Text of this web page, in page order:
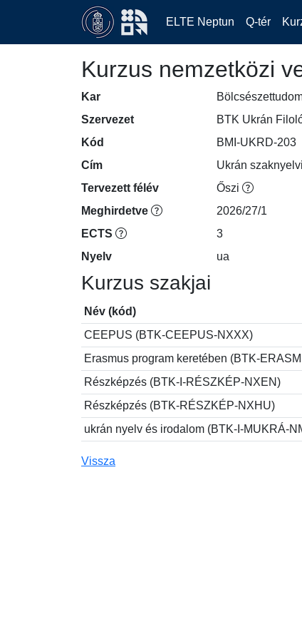
ELTE Neptun Q-tér
Kurzus nemzetközi
Kar
Szervezet
BTK Ukrán
Kód
BMI-UKRD-203
Cím
Ukrán
Tervezett félév
Őszi
Meghirdetve
2026/27/1
ECTS
3
Nyelv
ua
Kurzus szakjai
Név (kód)
CEEPUS (BTK-CEEPUS-NXXX)
Erasmus program keretében (BTK-
Részképzés (BTK-I-RÉSZKÉP-NXEN)
Részképzés (BTK-RÉSZKÉP-NXHU)
ukrán nyelv és irodalom (BTK-I-MUKRÁ-
Vissza